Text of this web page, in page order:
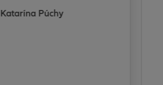
Katarína Púchy